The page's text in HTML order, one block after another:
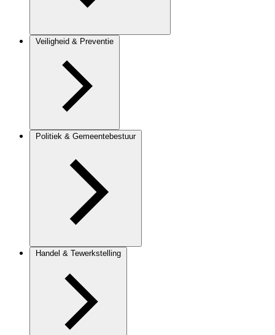
Veiligheid & Preventie
Politiek & Gemeentebestuur
Handel & Tewerkstelling